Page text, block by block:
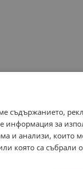
съдържанието,
информация за
и анализи, които
която са събрали